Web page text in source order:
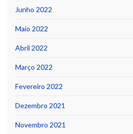
Junho 2022
Maio 2022
Abril 2022
Março 2022
Fevereiro 2022
Dezembro 2021
Novembro 2021